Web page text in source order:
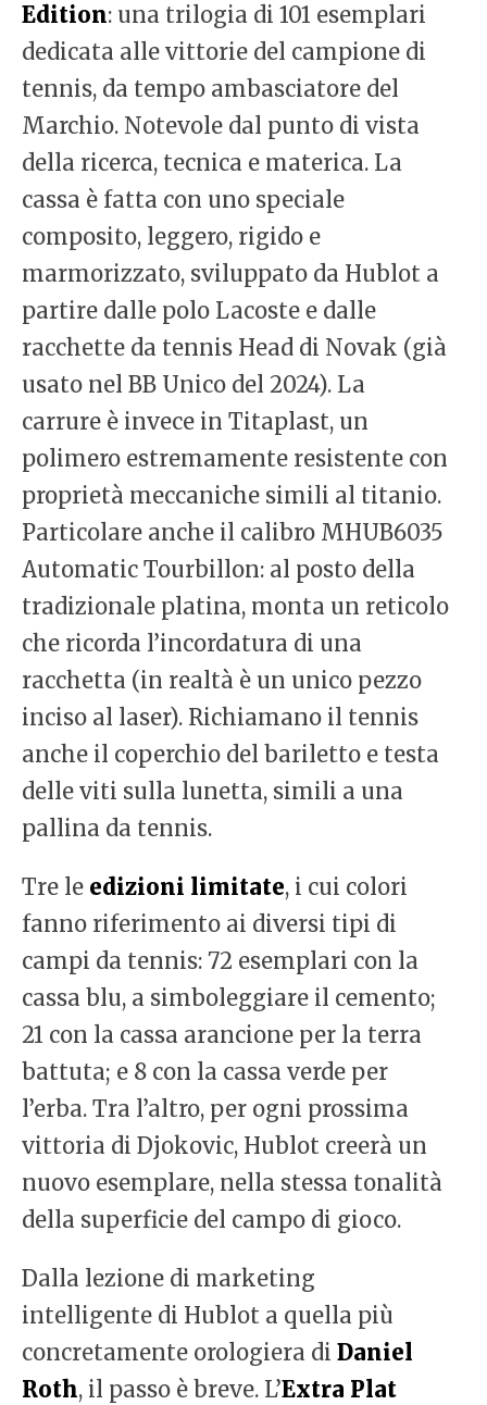
Edition: una trilogia di 101 esemplari
dedicata alle vittorie del campione di
tennis, da tempo ambasciatore del
Marchio. Notevole dal punto di vista
della ricerca, tecnica e materica. La
cassa è fatta con uno speciale
composito, leggero, rigido e
marmorizzato, sviluppato da Hublot a
partire dalle polo Lacoste e dalle
racchette da tennis Head di Novak (già
usato nel BB Unico del 2024). La
carrure è invece in Titaplast, un
polimero estremamente resistente con
proprietà meccaniche simili al titanio.
Particolare anche il calibro MHUB6035
Automatic Tourbillon: al posto della
tradizionale platina, monta un reticolo
che ricorda l’incordatura di una
racchetta (in realtà è un unico pezzo
inciso al laser). Richiamano il tennis
anche il coperchio del bariletto e testa
delle viti sulla lunetta, simili a una
pallina da tennis.
Tre le edizioni limitate, i cui colori
fanno riferimento ai diversi tipi di
campi da tennis: 72 esemplari con la
cassa blu, a simboleggiare il cemento;
21 con la cassa arancione per la terra
battuta; e 8 con la cassa verde per
l’erba. Tra l’altro, per ogni prossima
vittoria di Djokovic, Hublot creerà un
nuovo esemplare, nella stessa tonalità
della superficie del campo di gioco.
Dalla lezione di marketing
intelligente di Hublot a quella più
concretamente orologiera di Daniel
Roth, il passo è breve. L’Extra Plat